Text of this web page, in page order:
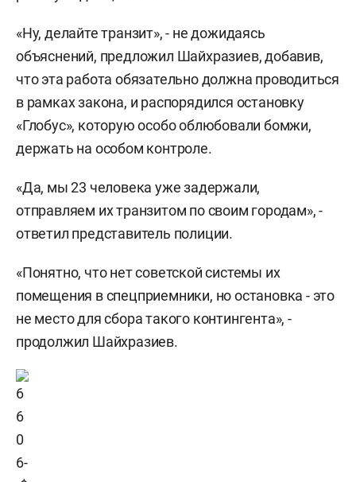
«Ну, делайте транзит», - не дожидаясь
объяснений, предложил Шайхразиев, добавив,
что эта работа обязательно должна проводиться
в рамках закона, и распорядился остановку
«Глобус», которую особо облюбовали бомжи,
держать на особом контроле.
«Да, мы 23 человека уже задержали,
отправляем их транзитом по своим городам», -
ответил представитель полиции.
«Понятно, что нет советской системы их
помещения в спецприемники, но остановка - это
не место для сбора такого контингента», -
продолжил Шайхразиев.